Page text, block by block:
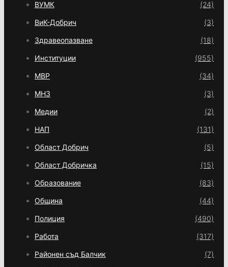
ВУМК (24)
ВиК-Добрич (3)
Здравеопазване (18)
Институции (955)
МВР (34)
МНЗ (3)
Медии (2)
НАП (131)
Област Добрич (5)
Област Добричка (15)
Образование (83)
Община (44)
Полиция (490)
Работа (317)
Районен съд Балчик (7)